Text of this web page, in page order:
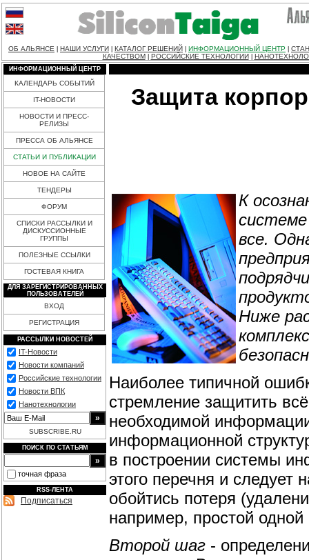
ОБ АЛЬЯНСЕ НАШИ УСЛУГИ КАТАЛОГ РЕШЕНИЙ ИНФОРМАЦИОННЫЙ ЦЕНТР
КАЧЕСТВОМ
РОССИЙСКИЕ ТЕХНОЛОГИИ
ИНФОРМАЦИОННЫЙ ЦЕНТР
КАЛЕНДАРЬ СОБЫТИЙ
IT-НОВОСТИ
НОВОСТИ И ПРЕСС-
РЕЛИЗЫ
ПРЕССА ОБ АЛЬЯНСЕ
СТАТЬИ И ПУБЛИКАЦИИ
НОВОЕ НА САЙТЕ
ТЕНДЕРЫ
ФОРУМ
СПИСКИ РАССЫЛКИ И
ДИСКУССИОННЫЕ
ГРУППЫ
ПОЛЕЗНЫЕ ССЫЛКИ
ГОСТЕВАЯ КНИГА
ДЛЯ ЗАРЕГИСТРИРОВАННЫХ
ПОЛЬЗОВАТЕЛЕЙ
ВХОД
РЕГИСТРАЦИЯ
РАССЫЛКИ НОВОСТЕЙ
IT-Новости
Новости компаний
Российские технологии
Новости ВПК
Нанотехнологии
SUBSCRIBE.RU
ПОИСК ПО СТАТЬЯМ
точная фраза
RSS-ЛЕНТА
Подписаться
Защита
К
все.
Ниже
Наиболее типичной
стремление защитить
необходимой
информационной
в построении системы
этого перечня и следует
обойтись потеря
например, простой
Второй шаг -